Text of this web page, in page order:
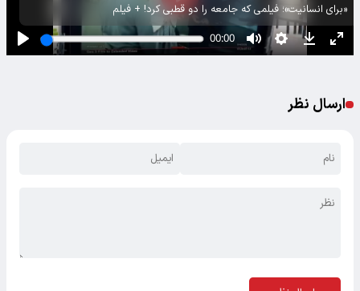
«برای انسانیت»؛ فیلمی که جامعه را دو قطبی کرد! + فیلم
ارسال نظر